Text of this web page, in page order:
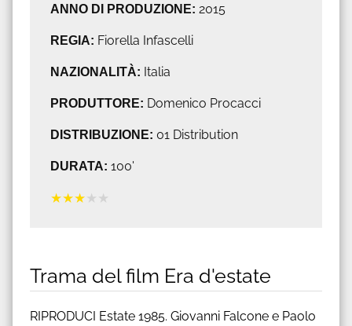
ANNO DI PRODUZIONE: 2015
REGIA: Fiorella Infascelli
NAZIONALITÀ: Italia
PRODUTTORE: Domenico Procacci
DISTRIBUZIONE: 01 Distribution
DURATA: 100'
★★★ ★ ★
Trama del film Era d'estate
RIPRODUCI Estate 1985. Giovanni Falcone e Paolo